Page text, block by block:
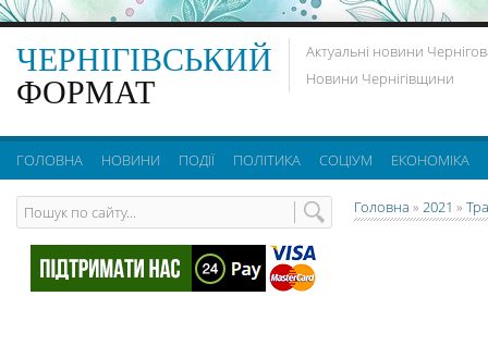
ЧЕРНІГІВСЬКИЙ
ФОРМАТ
Актуальні новини
Новини Чернігівщини
ГОЛОВНА НОВИНИ ПОДІЇ ПОЛІТИКА СОЦІУМ ЕКОНОМІКА
Головна » 2021 »